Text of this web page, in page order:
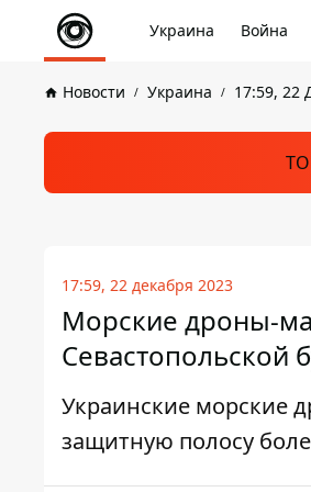
Украина Война
Новости Украина 17:59, 22
17:59, 22 декабря 2023
Морские дроны-
Севастопольской
Украинские морские
защитную полосу